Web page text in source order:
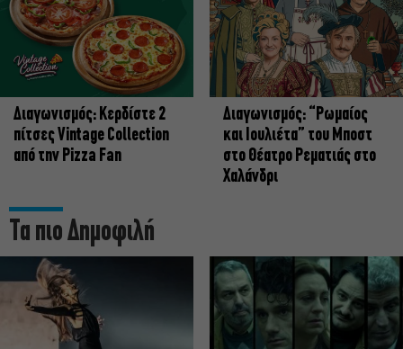
Διαγωνισμός: Κερδίστε 2
πίτσες Vintage Collection
από την Pizza Fan
Διαγωνισμός: “Ρωμαίος
και Ιουλιέτα” του Μποστ
στο Θέατρο Ρεματιάς στο
Χαλάνδρι
Τα πιο Δημοφιλή